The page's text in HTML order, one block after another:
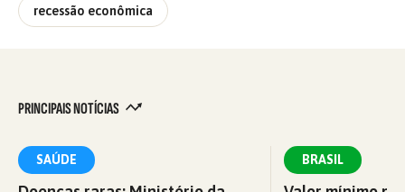
recessão econômica
PRINCIPAIS NOTÍCIAS
SAÚDE BRASIL